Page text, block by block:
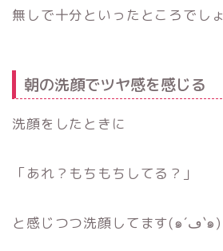
無しで十分といったところでし
朝の洗顔でツヤ感を感じる
洗顔をしたときに
「あれ？もちもちしてる？」
と感じつつ洗顔してます(๑´ڡ`๑)